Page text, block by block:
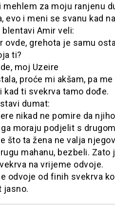
mehlem za moju ranjenu
evo i meni se svanu kad
Amir veli:
ovde, grehota je samu
ti?
moj Uzeire
proće mi akšam, pa
kad ti svekrva tamo dođe.
dumat:
nikad ne pomire da
moraju podjelit s
što ta žena ne valja
mahanu, bezbeli. Zato
na vrijeme odvoje.
odvoje od finih svekrva
jasno.